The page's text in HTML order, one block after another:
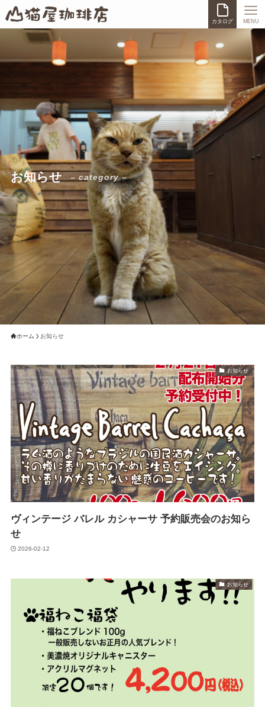
カタログ MENU
お知らせ – category –
ホーム お知らせ
お知らせ
ヴィンテージ バレル カシャーサ 予約販売会のお知ら
せ
2026-02-12
お知らせ